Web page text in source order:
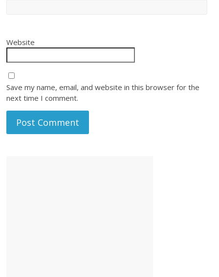
Website
Save my name, email, and website in this browser for the
next time I comment.